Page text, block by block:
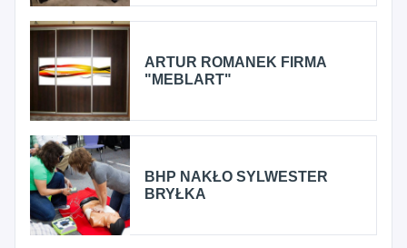
ARTUR ROMANEK FIRMA
"MEBLART"
BHP NAKŁO SYLWESTER
BRYŁKA